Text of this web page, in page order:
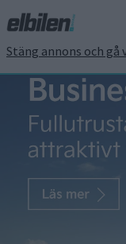
Stäng annons och